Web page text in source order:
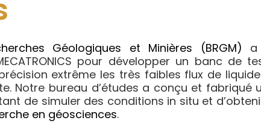
Géologiques et Minières (BRGM) a
MECATRONICS pour développer un banc de
extrême les très faibles flux de
Notre bureau d’études a conçu et fabriqué
de simuler des conditions in situ et
en géosciences.